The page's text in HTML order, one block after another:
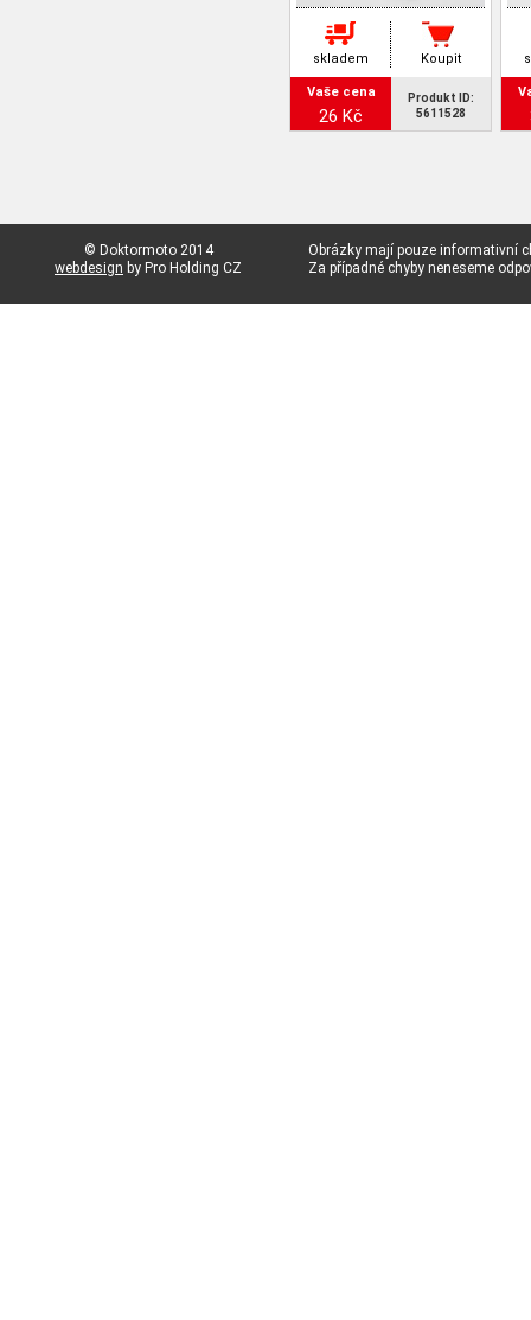
skladem Koupit
Vaše cena
26 Kč
Produkt ID:
5611528
© Doktormoto 2014
webdesign by Pro Holding CZ
Obrázky mají pouze informativní
Za případné chyby neneseme